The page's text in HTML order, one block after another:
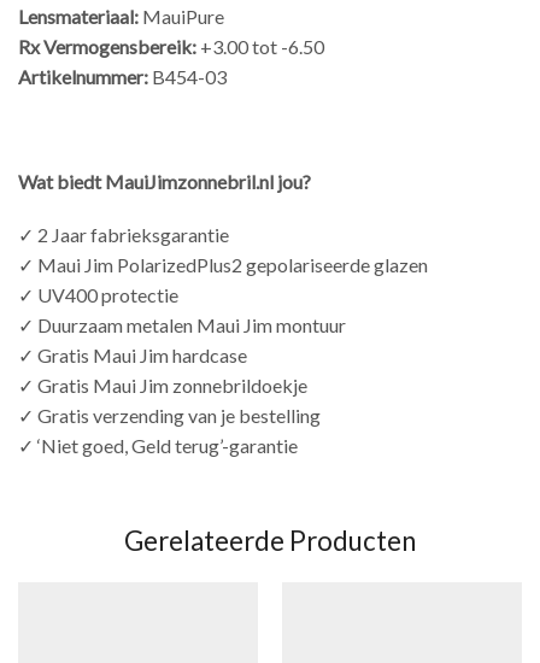
Lensmateriaal: MauiPure
Rx Vermogensbereik: +3.00 tot -6.50
Artikelnummer: B454-03
Wat biedt MauiJimzonnebril.nl jou?
✓ 2 Jaar fabrieksgarantie
✓ Maui Jim PolarizedPlus2 gepolariseerde glazen
✓ UV400 protectie
✓ Duurzaam metalen Maui Jim montuur
✓ Gratis Maui Jim hardcase
✓ Gratis Maui Jim zonnebrildoekje
✓ Gratis verzending van je bestelling
✓ ‘Niet goed, Geld terug’-garantie
Gerelateerde Producten